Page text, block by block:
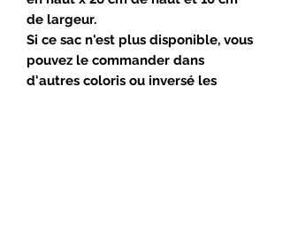
de largeur.
Si ce sac n'est plus disponible, vous
pouvez le commander dans
d'autres coloris ou inversé les